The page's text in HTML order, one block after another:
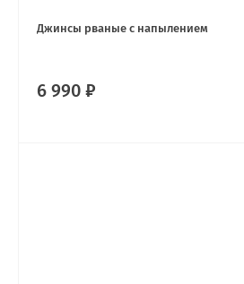
Джинсы рваные с напылением
6 990 ₽